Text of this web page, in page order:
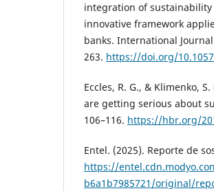
integration of sustainability
innovative framework
banks. International
263. https://doi.org/
Eccles, R. G., & Klimenko,
are getting serious about
106–116. https://hbr.org/
Entel. (2025). Reporte de
https://
b6a1b7985721/original/